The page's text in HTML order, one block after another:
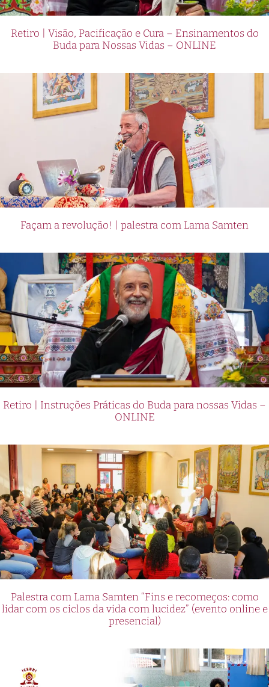
Retiro | Visão, Pacificação e Cura – Ensinamentos do
Buda para Nossas Vidas – ONLINE
Façam a revolução! | palestra com Lama Samten
Retiro | Instruções Práticas do Buda para nossas Vidas –
ONLINE
Palestra com Lama Samten “Fins e recomeços: como
lidar com os ciclos da vida com lucidez” (evento online e
presencial)